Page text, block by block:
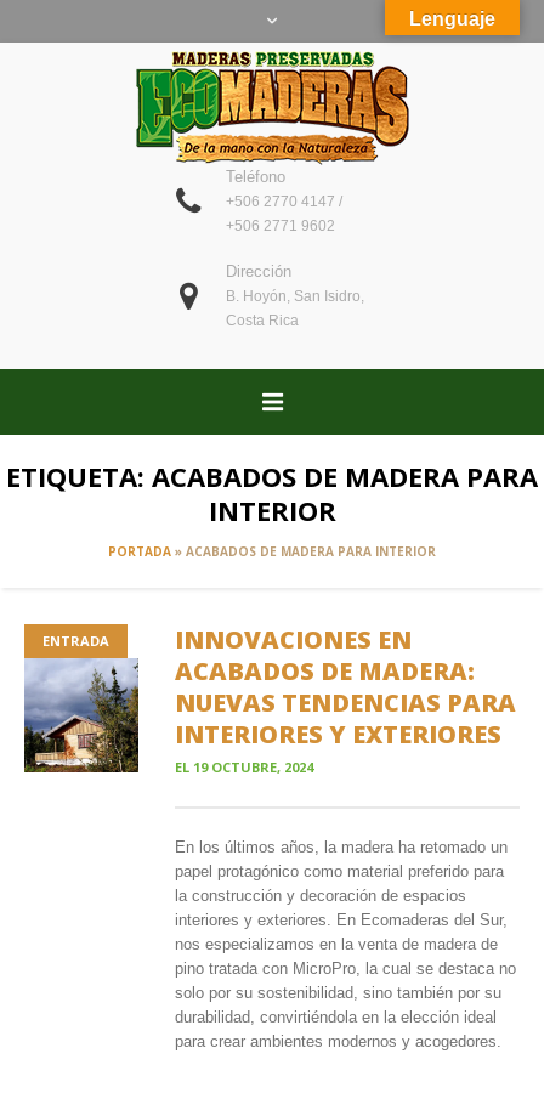
Teléfono
+506 2770 4147 /
+506 2771 9602
Dirección
B. Hoyón, San Isidro,
Costa Rica
ETIQUETA: ACABADOS DE MADERA PARA
INTERIOR
PORTADA » ACABADOS DE MADERA PARA INTERIOR
ENTRADA
INNOVACIONES EN
ACABADOS DE MADERA:
NUEVAS TENDENCIAS PARA
INTERIORES Y EXTERIORES
EL 19 OCTUBRE, 2024
En los últimos años, la madera ha retomado un
papel protagónico como material preferido para
la construcción y decoración de espacios
interiores y exteriores. En Ecomaderas del Sur,
nos especializamos en la venta de madera de
pino tratada con MicroPro, la cual se destaca no
solo por su sostenibilidad, sino también por su
durabilidad, convirtiéndola en la elección ideal
para crear ambientes modernos y acogedores.
Lenguaje